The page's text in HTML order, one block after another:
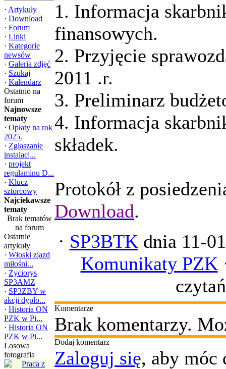
· Artykuły
· Download
· Forum
· Linki
· Kategorie
newsów
· Galeria zdjęć
· Szukaj
· Kalendarz
Ostatnio na
forum
Najnowsze
tematy
· Opłaty na rok
2025.
· Zgłaszanie
instalacj...
· projekt
regulaminu D...
· Klucz
sztorcowy
Najciekawsze
tematy
Brak tematów
na forum
Ostatnie
artykuły
· Włoski zjazd
miłośni...
· Życiorys
SP3AMZ
· SP3ZBY w
akcji dyplo...
· Historia ON
PZK w Pi...
· Historia ON
PZK w Pi...
Losowa
fotografia
1. Informacja
finansowych.
2. Przyjęcie
2011 .r.
3. Preliminarz
4. Informacja
składek.
Protokół z
Download.
· SP3BTK dnia 11-
Komunikaty PZK
Komentarze
Brak komentarzy.
Dodaj komentarz
Zaloguj się, aby móc